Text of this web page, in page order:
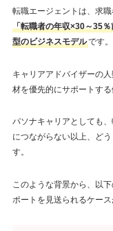
転職エージェントは、求
「転職者の年収×30～35
型のビジネスモデルです。
キャリアアドバイザーの
材を優先的にサポートする
パソナキャリアとしても
につながらない以上、ど
す。
このような背景から、以
ポートを見送られるケース